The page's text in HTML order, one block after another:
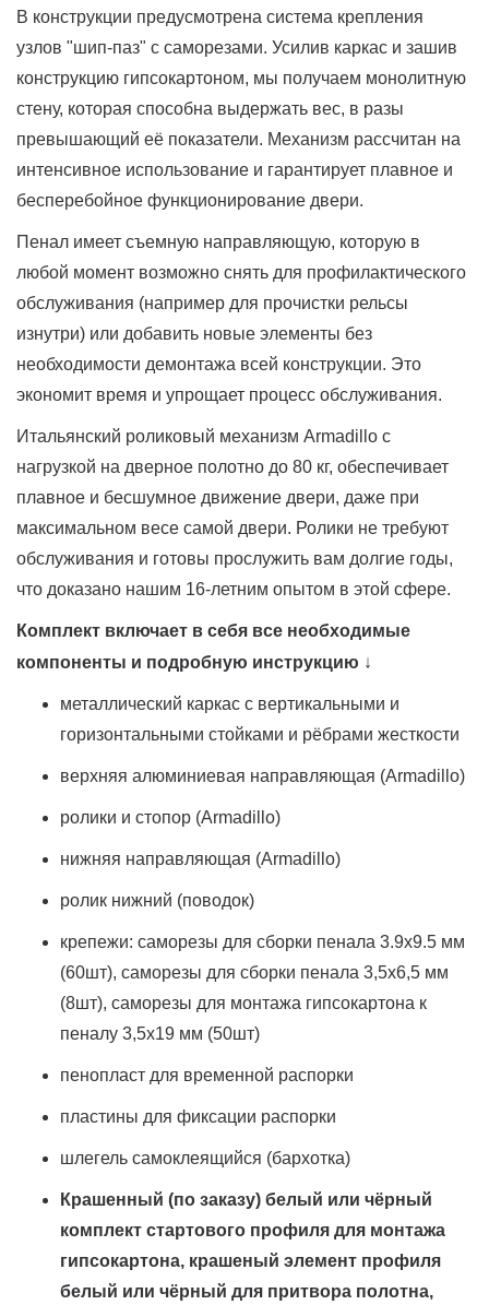
В конструкции предусмотрена система крепления
узлов "шип-паз" с саморезами. Усилив каркас и зашив
конструкцию гипсокартоном, мы получаем монолитную
стену, которая способна выдержать вес, в разы
превышающий её показатели. Механизм рассчитан на
интенсивное использование и гарантирует плавное и
бесперебойное функционирование двери.
Пенал имеет съемную направляющую, которую в
любой момент возможно снять для профилактического
обслуживания (например для прочистки рельсы
изнутри) или добавить новые элементы без
необходимости демонтажа всей конструкции. Это
экономит время и упрощает процесс обслуживания.
Итальянский роликовый механизм Armadillo с
нагрузкой на дверное полотно до 80 кг, обеспечивает
плавное и бесшумное движение двери, даже при
максимальном весе самой двери. Ролики не требуют
обслуживания и готовы прослужить вам долгие годы,
что доказано нашим 16-летним опытом в этой сфере.
Комплект включает в себя все необходимые
компоненты и подробную инструкцию ↓
металлический каркас с вертикальными и
горизонтальными стойками и рёбрами жесткости
верхняя алюминиевая направляющая (Armadillo)
ролики и стопор (Armadillo)
нижняя направляющая (Armadillo)
ролик нижний (поводок)
крепежи: саморезы для сборки пенала 3.9х9.5 мм
(60шт), саморезы для сборки пенала 3,5х6,5 мм
(8шт), саморезы для монтажа гипсокартона к
пеналу 3,5х19 мм (50шт)
пенопласт для временной распорки
пластины для фиксации распорки
шлегель самоклеящийся (бархотка)
Крашенный (по заказу) белый или чёрный
комплект стартового профиля для монтажа
гипсокартона, крашеный элемент профиля
белый или чёрный для притвора полотна,